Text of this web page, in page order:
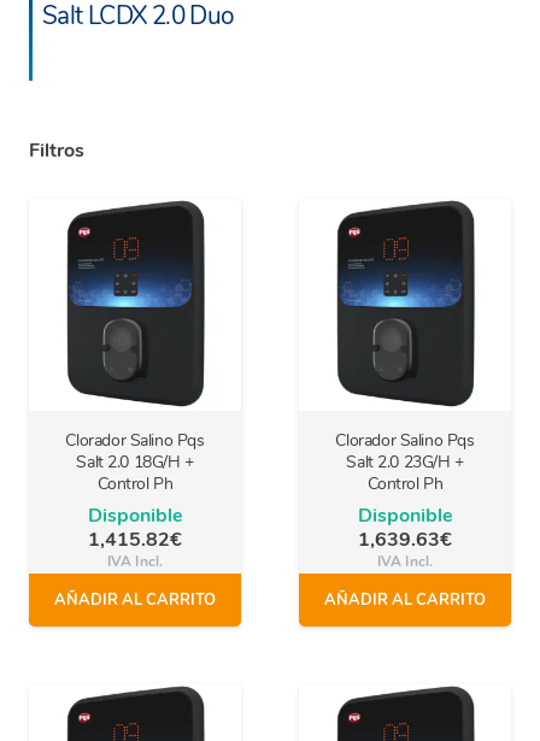
Salt LCDX 2.0 Duo
Filtros
Clorador Salino Pqs
Salt 2.0 18G/H +
Control Ph
Disponible
1,415.82€
IVA Incl.
AÑADIR AL CARRITO
Clorador Salino Pqs
Salt 2.0 23G/H +
Control Ph
Disponible
1,639.63€
IVA Incl.
AÑADIR AL CARRITO